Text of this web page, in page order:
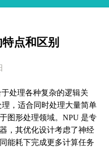
点和区别
处理各种复杂的逻辑关
，适合同时处理大量简单
图形处理领域。NPU 是专
，其优化设计考虑了神经
能耗下完成更多计算任务